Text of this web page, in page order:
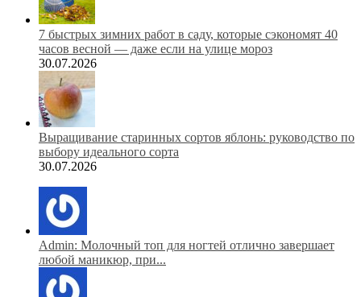
7 быстрых зимних работ в саду, которые сэкономят 40
часов весной — даже если на улице мороз
30.07.2026
Выращивание старинных сортов яблонь: руководство по
выбору идеального сорта
30.07.2026
Admin: Молочный топ для ногтей отлично завершает
любой маникюр, при...